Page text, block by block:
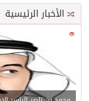
الأخبار الرئيسية
21622